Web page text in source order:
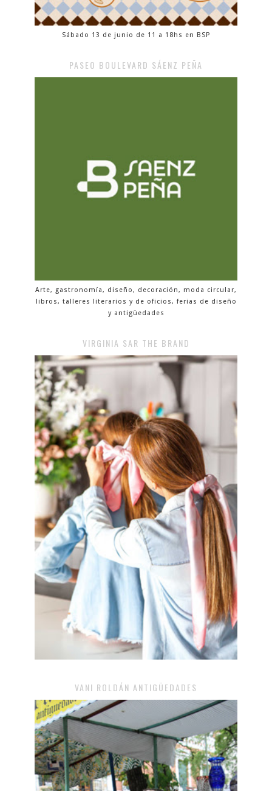
Sábado 13 de junio de 11 a 18hs en BSP
PASEO BOULEVARD SÁENZ PEÑA
Arte, gastronomía, diseño, decoración, moda circular,
libros, talleres literarios y de oficios, ferias de diseño
y antigüedades
VIRGINIA SAR THE BRAND
VANI ROLDÁN ANTIGÜEDADES